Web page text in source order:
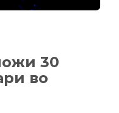
30
во